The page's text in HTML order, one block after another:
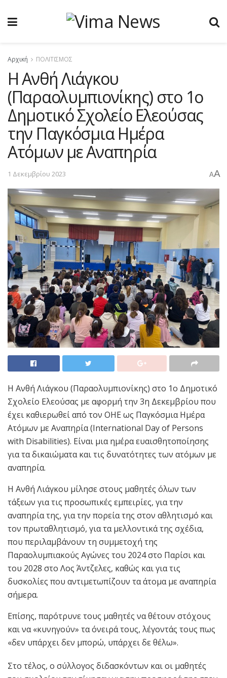
Αρχική ΠΟΛΙΤΙΣΜΟΣ
Η Ανθή Λιάγκου
(Παραολυμπιονίκης) στο 1ο
Δημοτικό Σχολείο Ελεούσας
την Παγκόσμια Ημέρα
Ατόμων με Αναπηρία
1 Δεκεμβρίου 2023 AA
H Ανθή Λιάγκου (Παραολυμπιονίκης) στο 1o Δημοτικό
Σχολείο Ελεούσας με αφορμή την 3η Δεκεμβρίου που
έχει καθιερωθεί από τον ΟΗΕ ως Παγκόσμια Ημέρα
Ατόμων με Αναπηρία (International Day of Persons
with Disabilities). Είναι μια ημέρα ευαισθητοποίησης
για τα δικαιώματα και τις δυνατότητες των ατόμων με
αναπηρία.
Η Ανθή Λιάγκου μίλησε στους μαθητές όλων των
τάξεων για τις προσωπικές εμπειρίες, για την
αναπηρία της, για την πορεία της στον αθλητισμό και
τον πρωταθλητισμό, για τα μελλοντικά της σχέδια,
που περιλαμβάνουν τη συμμετοχή της
Παραολυμπιακούς Αγώνες του 2024 στο Παρίσι και
του 2028 στο Λος Άντζελες, καθώς και για τις
δυσκολίες που αντιμετωπίζουν τα άτομα με αναπηρία
σήμερα.
Επίσης, παρότρυνε τους μαθητές να θέτουν στόχους
και να «κυνηγούν» τα όνειρά τους, λέγοντάς τους πως
«δεν υπάρχει δεν μπορώ, υπάρχει δε θέλω».
Στο τέλος, ο σύλλογος διδασκόντων και οι μαθητές